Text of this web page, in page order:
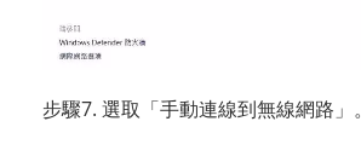
步驟7. 選取「手動連線到無線網路」。